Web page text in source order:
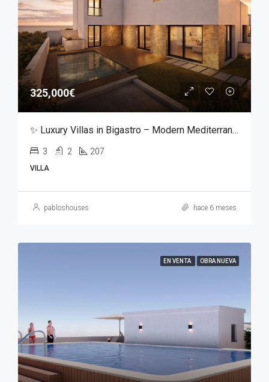
325,000€
✨ Luxury Villas in Bigastro – Modern Mediterranean Living ✨
3 2 207
VILLA
pabloshouses hace 6 meses
EN VENTA OBRA NUEVA